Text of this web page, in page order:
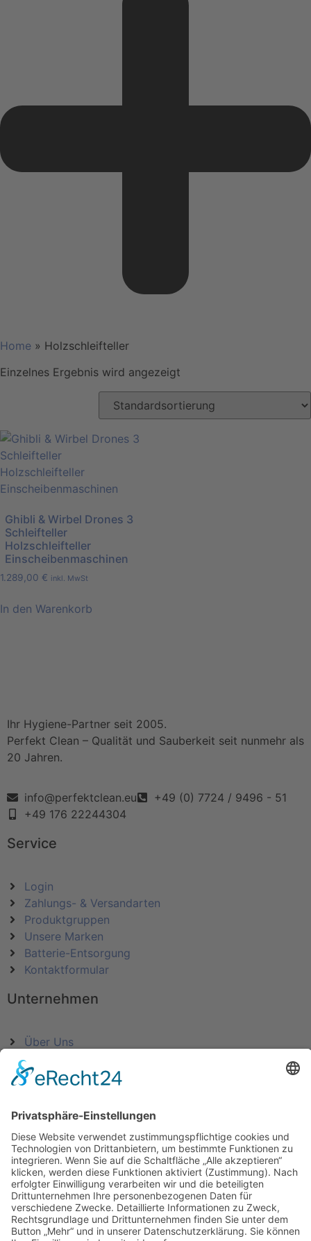
Home » Holzschleifteller
Einzelnes Ergebnis wird angezeigt
Ghibli & Wirbel Drones 3
Schleifteller
Holzschleifteller
Einscheibenmaschinen
1.289,00 € inkl. MwSt
In den Warenkorb
Ihr Hygiene-Partner seit 2005.
Perfekt Clean – Qualität und Sauberkeit seit nunmehr als
20 Jahren.
info@perfektclean.eu
+49 (0) 7724 / 9496 - 51
+49 176 22244304
Service
Login
Zahlungs- & Versandarten
Produktgruppen
Unsere Marken
Batterie-Entsorgung
Kontaktformular
Unternehmen
Über Uns
Impressum
AGB
Datenschutz
KATEGORIEN